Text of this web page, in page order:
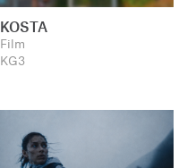
KOSTA
Film
KG3